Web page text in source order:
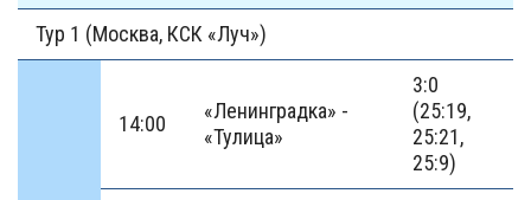
Тур 1 (Москва, КСК «Луч»)
14:00
«Ленинградка» -
«Тулица»
3:0
(25:19,
25:21,
25:9)